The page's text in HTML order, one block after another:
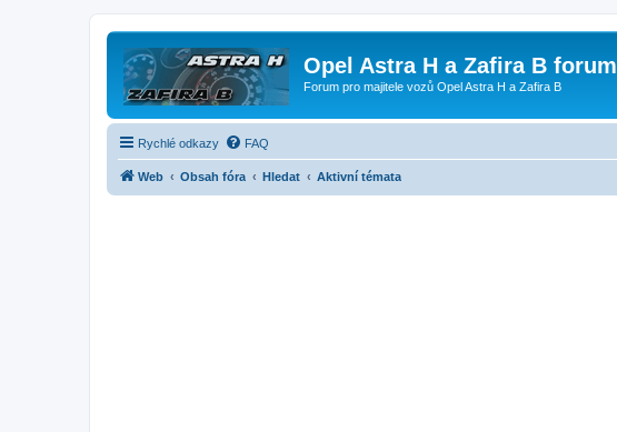
Opel Astra H a Zafira B forum
Forum pro majitele vozů Opel Astra H a Zafira B
Rychlé odkazy FAQ
Web Obsah fóra Hledat Aktivní témata